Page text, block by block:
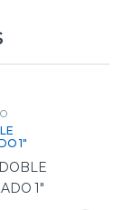
1″